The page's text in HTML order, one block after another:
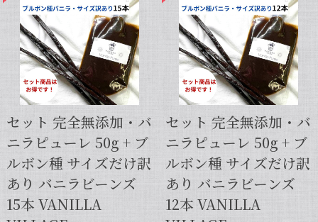
セット 完全無添加・バ
ニラピューレ 50g + ブ
ルボン種 サイズだけ訳
あり バニラビーンズ
15本 VANILLA
セット 完全無添加・バ
ニラピューレ 50g + ブ
ルボン種 サイズだけ訳
あり バニラビーンズ
12本 VANILLA